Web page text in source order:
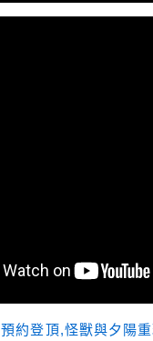
約登頂,怪獸與夕陽